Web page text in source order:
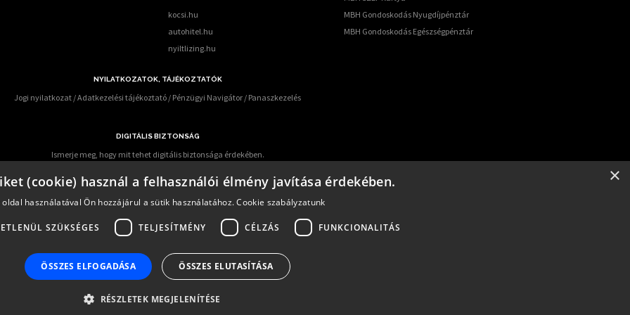
kocsi.hu
autohitel.hu
nyiltlizing.hu
MBH Gondoskodás Nyugdíjpénztár
MBH Gondoskodás Egészségpénztár
NYILATKOZATOK, TÁJÉKOZTATÓK
Jogi nyilatkozat /Adatkezelési tájékoztató / Pénzügyi Navigátor / Panaszkezelés
DIGITÁLIS BIZTONSÁG
Ismerje meg, hogy mit tehet digitális biztonsága érdekében.
alábbi elérhetőségen keresztül informálódhatnak a pénzügyi fogyasztók:https:/kiberpajzs.hu.
értékesítése során alapvető fontosságúnak tartja ügyfelek alapos és pontos tájékoztatását a konstrukció részleteiről.
Pénzügyi Fogyasztóvédelmi Központ előírásainak megfelelő szolgáltatás nyújtására.
0,0%-tól 30,25%-ig
×
(cookie) használ a felhasználói élmény javítása érdekében.
oldal használatával Ön hozzájárul a sütik használatához.Cookie szabályzatunk
SZÜKSÉGES TELJESÍTMÉNY CÉLZÁS FUNKCIONALITÁS
ÖSSZES ELFOGADÁSA ÖSSZES ELUTASÍTÁSA
RÉSZLETEK MEGJELENÍTÉSE